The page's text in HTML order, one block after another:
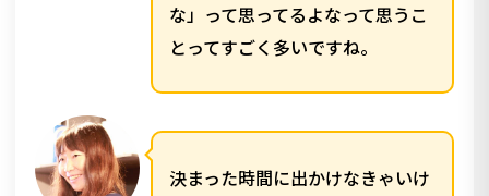
な」って思ってるよなって思うこ
とってすごく多いですね。
決まった時間に出かけなきゃいけ